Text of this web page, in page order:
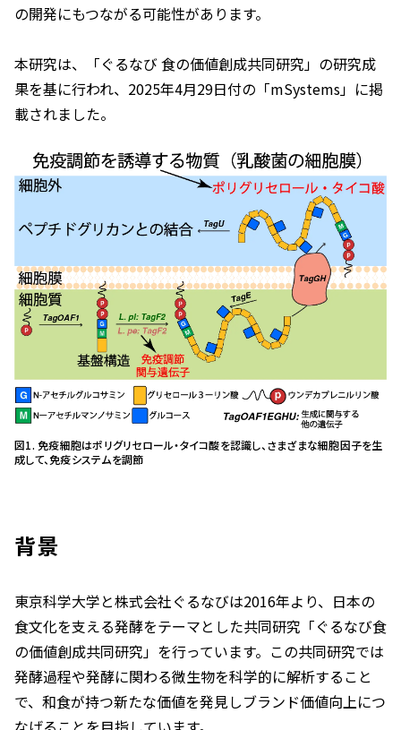
の開発にもつながる可能性があります。
本研究は、「ぐるなび 食の価値創成共同研究」の研究成
果を基に行われ、2025年4月29日付の「mSystems」に掲
載されました。
図1. 免疫細胞はポリグリセロール・タイコ酸を認識し、さまざまな細胞因子を生
成して、免疫システムを調節
背景
東京科学大学と株式会社ぐるなびは2016年より、日本の
食文化を支える発酵をテーマとした共同研究「ぐるなび食
の価値創成共同研究」を行っています。この共同研究では
発酵過程や発酵に関わる微生物を科学的に解析すること
で、和食が持つ新たな価値を発見しブランド価値向上につ